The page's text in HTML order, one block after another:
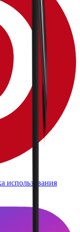
использования